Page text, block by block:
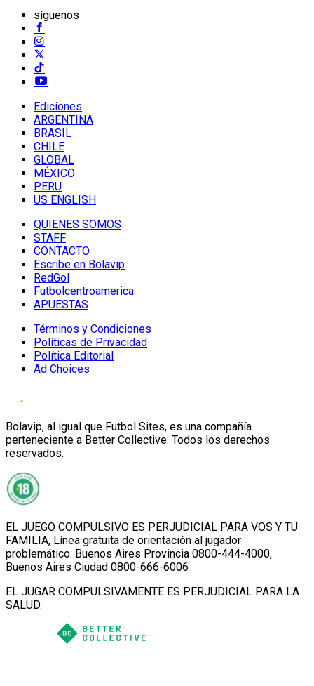
síguenos
Ediciones
ARGENTINA
BRASIL
CHILE
GLOBAL
MÉXICO
PERU
US ENGLISH
QUIENES SOMOS
STAFF
CONTACTO
Escribe en Bolavip
RedGol
Futbolcentroamerica
APUESTAS
Términos y Condiciones
Políticas de Privacidad
Política Editorial
Ad Choices
Bolavip, al igual que Futbol Sites, es una compañía
perteneciente a Better Collective. Todos los derechos
reservados.
EL JUEGO COMPULSIVO ES PERJUDICIAL PARA VOS Y TU
FAMILIA, Línea gratuita de orientación al jugador
problemático: Buenos Aires Provincia 0800-444-4000,
Buenos Aires Ciudad 0800-666-6006
EL JUGAR COMPULSIVAMENTE ES PERJUDICIAL PARA LA
SALUD.